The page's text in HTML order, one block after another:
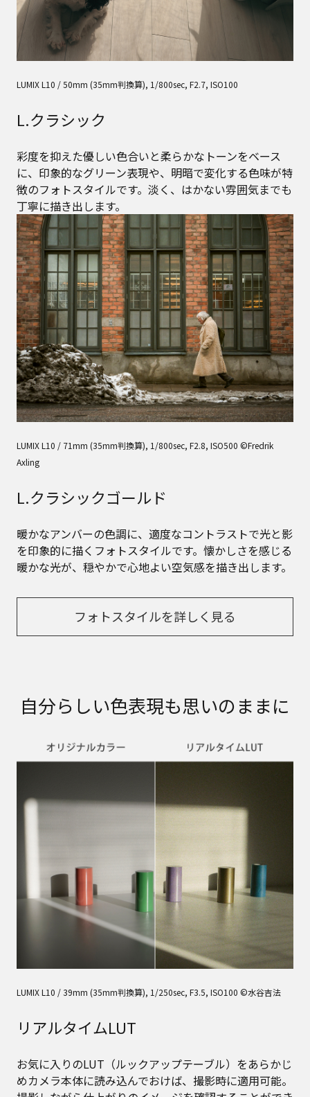
LUMIX L10 / 50mm (35mm判換算), 1/800sec, F2.7, ISO100
L.クラシック
彩度を抑えた優しい色合いと柔らかなトーンをベース
に、印象的なグリーン表現や、明暗で変化する色味が特
徴のフォトスタイルです。淡く、はかない雰囲気までも
丁寧に描き出します。
LUMIX L10 / 71mm (35mm判換算), 1/800sec, F2.8, ISO500 ©Fredrik
Axling
L.クラシックゴールド
暖かなアンバーの色調に、適度なコントラストで光と影
を印象的に描くフォトスタイルです。懐かしさを感じる
暖かな光が、穏やかで心地よい空気感を描き出します。
フォトスタイルを詳しく見る
自分らしい色表現も思いのままに
LUMIX L10 / 39mm (35mm判換算), 1/250sec, F3.5, ISO100 ©水谷吉法
リアルタイムLUT
お気に入りのLUT（ルックアップテーブル）をあらかじ
めカメラ本体に読み込んでおけば、撮影時に適用可能。